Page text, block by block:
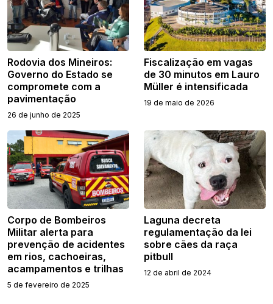
Rodovia dos Mineiros:
Governo do Estado se
compromete com a
pavimentação
26 de junho de 2025
Fiscalização em vagas
de 30 minutos em Lauro
Müller é intensificada
19 de maio de 2026
Corpo de Bombeiros
Militar alerta para
prevenção de acidentes
em rios, cachoeiras,
acampamentos e trilhas
5 de fevereiro de 2025
Laguna decreta
regulamentação da lei
sobre cães da raça
pitbull
12 de abril de 2024